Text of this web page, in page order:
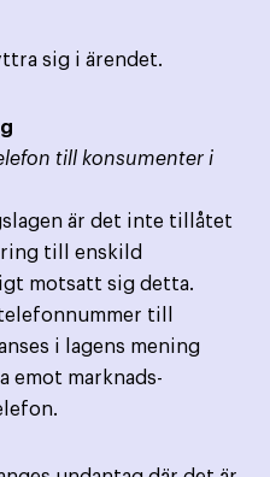
sig i ärendet.
till konsumenter i
är det inte tillåtet
till enskild
motsatt sig detta.
till
i lagens mening
emot marknads­